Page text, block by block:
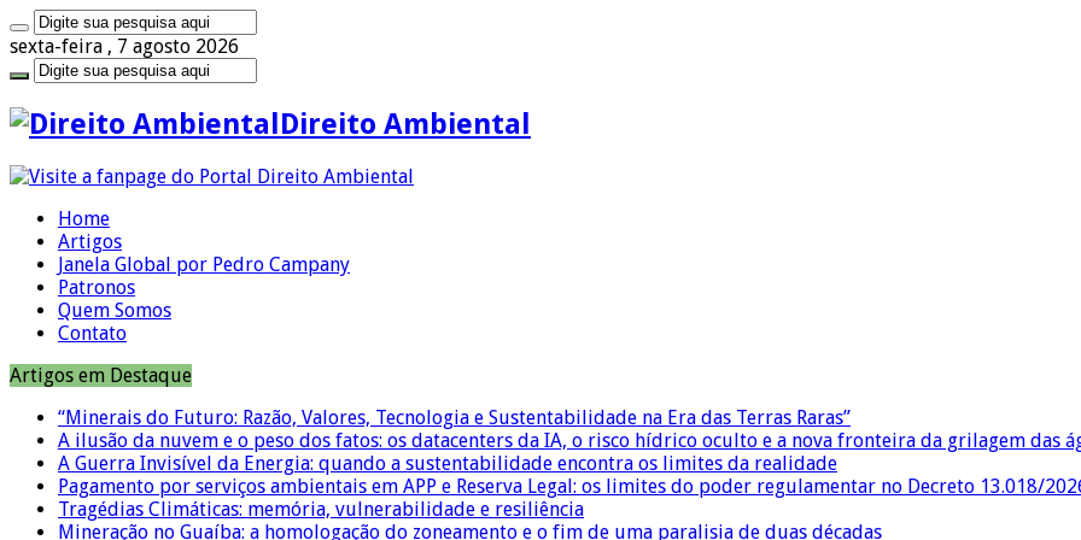
sexta-feira , 7 agosto 2026
Direito Ambiental
Home
Artigos
Janela Global por Pedro Campany
Patronos
Quem Somos
Contato
Artigos em Destaque
“Minerais do Futuro: Razão, Valores, Tecnologia e Sustentabilidade na Era das Terras Raras”
A ilusão da nuvem e o peso dos fatos: os datacenters da IA, o risco hídrico oculto e a nova fronteira da grilagem das
A Guerra Invisível da Energia: quando a sustentabilidade encontra os limites da realidade
Pagamento por serviços ambientais em APP e Reserva Legal: os limites do poder regulamentar no Decreto 13.018/
Tragédias Climáticas: memória, vulnerabilidade e resiliência
Mineração no Guaíba: a homologação do zoneamento e o fim de uma paralisia de duas décadas